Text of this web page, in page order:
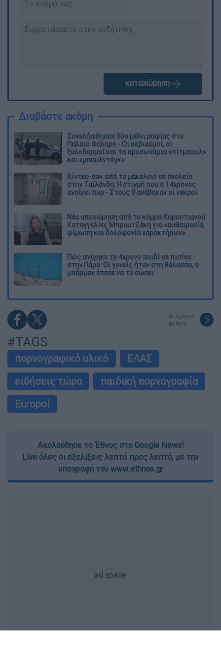
καταχώρηση
Διαβάστε ακόμη
Συνελήφθησαν δύο μέλη μαφίας στο
Παλαιό Φάληρο - Οι εκβιασμοί, οι
ξυλοδαρμοί και τα προσωνύμια «πίτμπουλ»
και «μπουλντόγκ»
Βίντεο-σοκ από το μακελειό σε σχολείο
στην Ταϊλάνδη: Η στιγμή που ο 14χρονος
ανοίγει πυρ - Στους 9 ανέβηκαν οι νεκροί
Νέα αποχώρηση από το κόμμα Καρυστιανού:
Καταγγελίες Μπρουτζάκη για «αυθαιρεσία,
φίμωση και δολοφονία χαρακτήρων»
Πώς πνίγηκε το 4χρονο παιδί σε πισίνα
στην Πάρο: Οι γονείς ήταν στη θάλασσα, ο
μπάρμαν έπεσε να το σώσει
επόμενο
άρθρο
#TAGS
πορνογραφικό υλικό
ΕΛΑΣ
ειδήσεις τώρα
παιδική πορνογραφία
Europol
Ακολούθησε το Έθνος στο Google News!
Live όλες οι εξελίξεις λεπτό προς λεπτό, με την
υπογραφή του www.ethnos.gr